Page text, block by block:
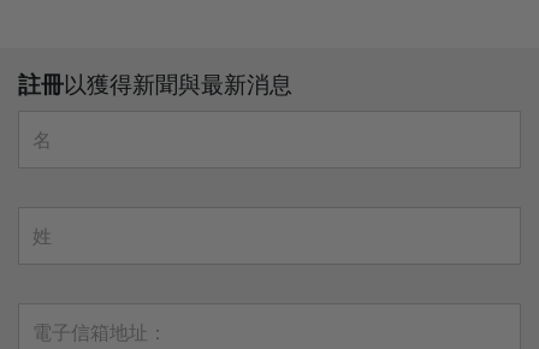
註冊以獲得新聞與最新消息